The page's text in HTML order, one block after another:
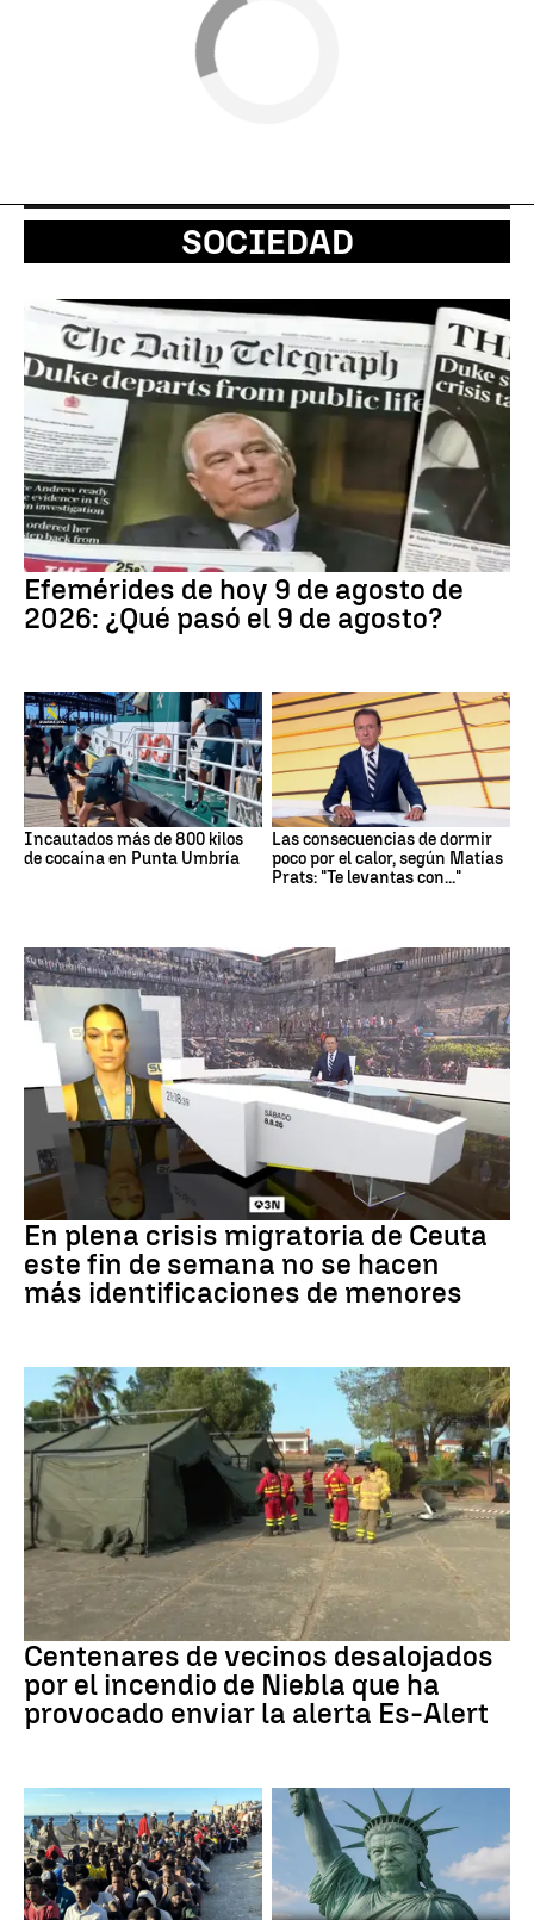
SOCIEDAD
Efemérides de hoy 9 de agosto de
2026: ¿Qué pasó el 9 de agosto?
Incautados más de 800 kilos
de cocaína en Punta Umbría
Las consecuencias de dormir
poco por el calor, según Matías
Prats: "Te levantas con..."
Crisis en Ceuta
En plena crisis migratoria de Ceuta
este fin de semana no se hacen
más identificaciones de menores
Incendio
Centenares de vecinos desalojados
por el incendio de Niebla que ha
provocado enviar la alerta Es-Alert
CRISIS MIGRATORIA MEMES